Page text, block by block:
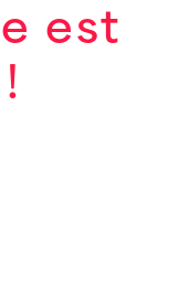
est